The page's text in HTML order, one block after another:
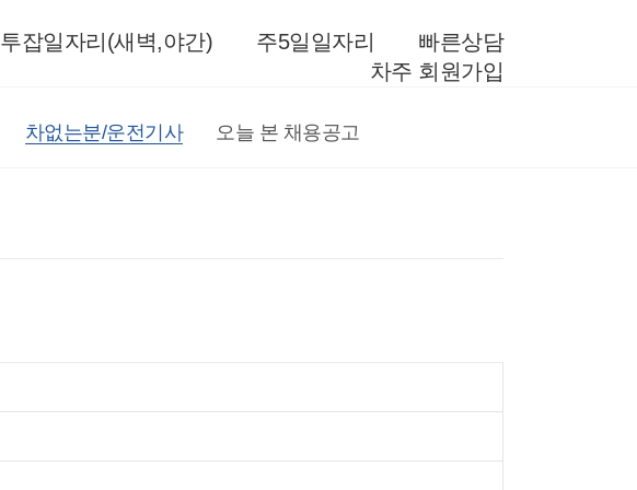
빠른상담
주5일일자리
투잡일자리(새벽,야간)
차주 회원가입
차없는분/운전기사 오늘 본 채용공고